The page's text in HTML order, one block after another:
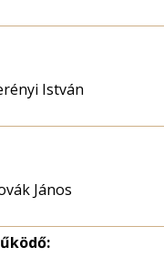
István
János